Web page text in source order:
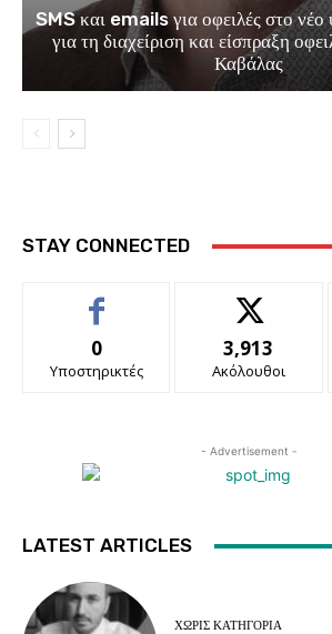
SMS και emails για οφειλές στο νέο
για τη διαχείριση και είσπραξη
Καβάλας
STAY CONNECTED
0
Υποστηρικτές
3,913
Ακόλουθοι
- Advertisement -
LATEST ARTICLES
ΧΩΡΊΣ ΚΑΤΗΓΟΡΊΑ